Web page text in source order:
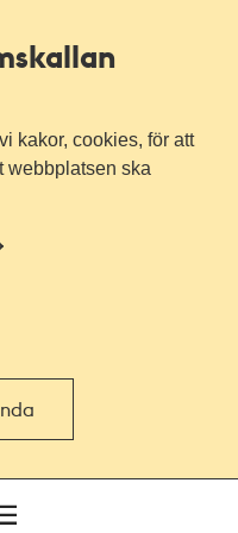
kakor, cookies, för att
webbplatsen ska